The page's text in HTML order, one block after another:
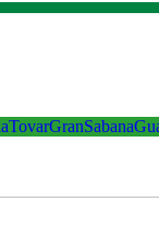
GranSabana